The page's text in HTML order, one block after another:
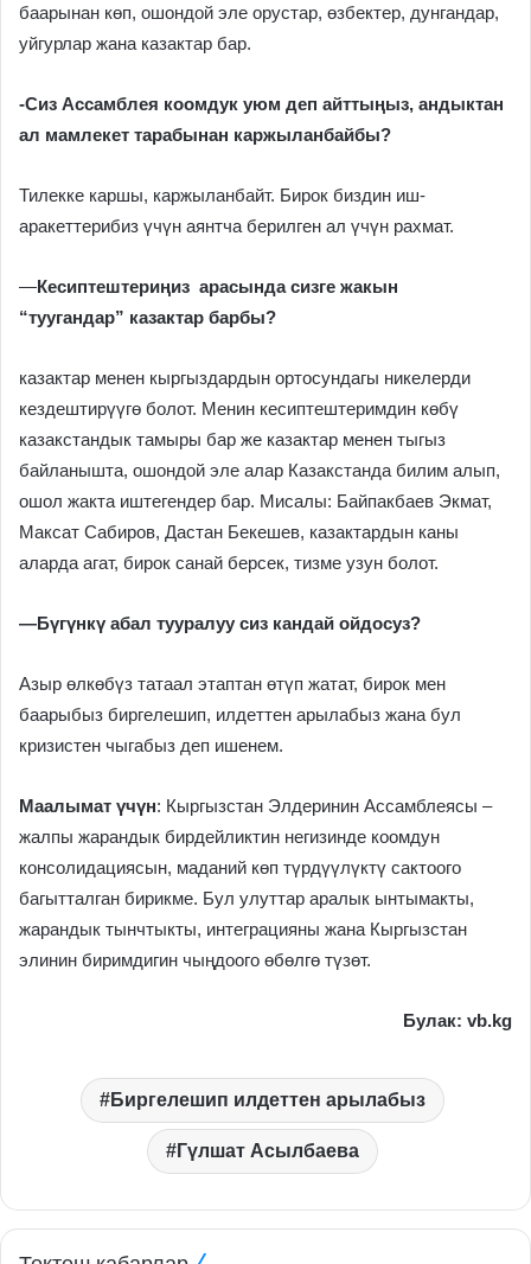
баарынан көп, ошондой эле орустар, өзбектер, дунгандар,
уйгурлар жана казактар бар.
-Сиз Ассамблея коомдук уюм деп айттыңыз, андыктан
ал мамлекет тарабынан каржыланбайбы?
Тилекке каршы, каржыланбайт. Бирок биздин иш-
аракеттерибиз үчүн аянтча берилген ал үчүн рахмат.
—Кесиптештериңиз арасында сизге жакын
“туугандар” казактар барбы?
казактар менен кыргыздардын ортосундагы никелерди
кездештирүүгө болот. Менин кесиптештеримдин көбү
казакстандык тамыры бар же казактар менен тыгыз
байланышта, ошондой эле алар Казакстанда билим алып,
ошол жакта иштегендер бар. Мисалы: Байпакбаев Экмат,
Максат Сабиров, Дастан Бекешев, казактардын каны
аларда агат, бирок санай берсек, тизме узун болот.
—Бүгүнкү абал тууралуу сиз кандай ойдосуз?
Азыр өлкөбүз татаал этаптан өтүп жатат, бирок мен
баарыбыз биргелешип, илдеттен арылабыз жана бул
кризистен чыгабыз деп ишенем.
Маалымат үчүн: Кыргызстан Элдеринин Ассамблеясы –
жалпы жарандык бирдейликтин негизинде коомдун
консолидациясын, маданий көп түрдүүлүктү сактоого
багытталган бирикме. Бул улуттар аралык ынтымакты,
жарандык тынчтыкты, интеграцияны жана Кыргызстан
элинин биримдигин чыңдоого өбөлгө түзөт.
Булак: vb.kg
Биргелешип илдеттен арылабыз
Гүлшат Асылбаева